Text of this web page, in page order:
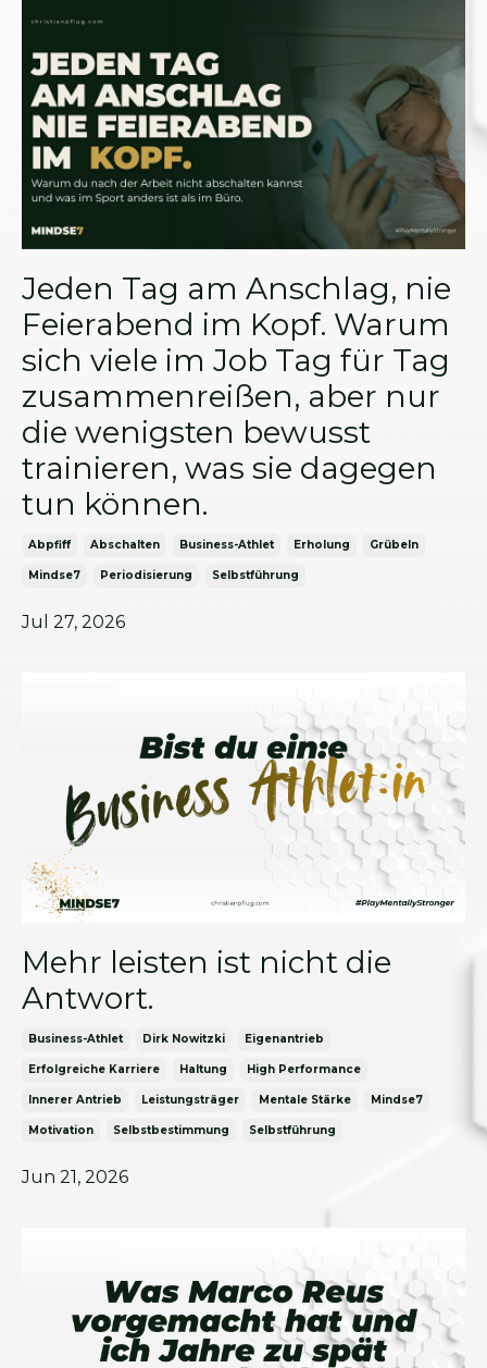
Jeden Tag am Anschlag, nie
Feierabend im Kopf. Warum
sich viele im Job Tag für Tag
zusammenreißen, aber nur
die wenigsten bewusst
trainieren, was sie dagegen
tun können.
Abpfiff Abschalten Business-Athlet Erholung Grübeln
Mindse7 Periodisierung Selbstführung
Jul 27, 2026
Mehr leisten ist nicht die
Antwort.
Business-Athlet Dirk Nowitzki Eigenantrieb
Erfolgreiche Karriere Haltung High Performance
Innerer Antrieb Leistungsträger Mentale Stärke Mindse7
Motivation Selbstbestimmung Selbstführung
Jun 21, 2026